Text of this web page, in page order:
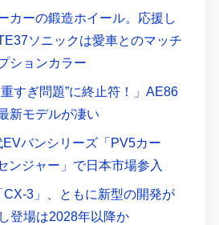
カーの鍛造ホイール。応援し
ソニックは愛車とのマッチ
ションカラー
重すぎ問題”に終止符！」AE86
新モデルが凄い
バンシリーズ「PV5カー
ンジャー」で日本市場参入
CX-3」、ともに新型の開発が
登場は2028年以降か